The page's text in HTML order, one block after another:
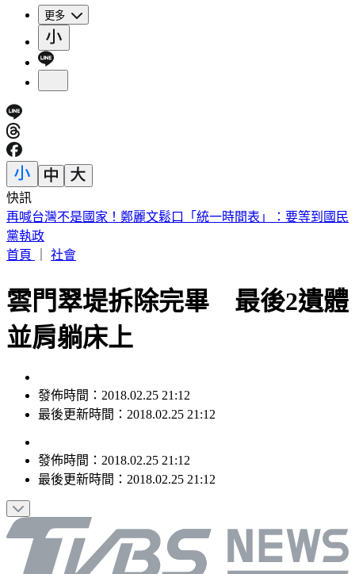
更多
快訊
扯！駐日內瓦處長執意請立委吃米其林餐 錯過班機多花百萬
公帑
首頁
社會
雲門翠堤拆除完畢 最後2遺體
並肩躺床上
發佈時間：2018.02.25 21:12
最後更新時間：2018.02.25 21:12
發佈時間： 2018.02.25 21:12
最後更新時間： 2018.02.25 21:12